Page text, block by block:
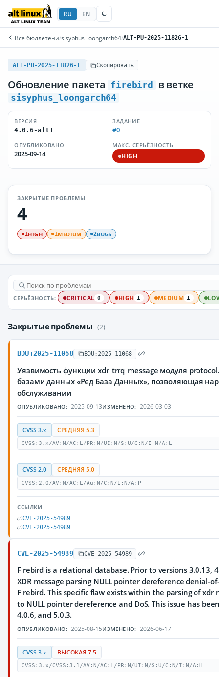
RU EN
Все бюллетени/sisyphus_loongarch64/ALT-PU-2025-11826-1
ALT-PU-2025-11826-1 Скопировать
Обновление пакета firebird в ветке
sisyphus_loongarch64
ВЕРСИЯ
4.0.6-alt1
ЗАДАНИЕ
#0
ОПУБЛИКОВАНО
2025-09-14
МАКС. СЕРЬЁЗНОСТЬ
HIGH
ЗАКРЫТЫЕ ПРОБЛЕМЫ
4
1HIGH 1MEDIUM 2BUGS
СЕРЬЁЗНОСТЬ: CRITICAL 0 HIGH 1 MEDIUM 1
Закрытые проблемы (2)
BDU:2025-11068 BDU:2025-11068
Уязвимость функции xdr_trrq_message модуля
базами данных «Ред База Данных», позволяющая
обслуживании
ОПУБЛИКОВАНО: 2025-09-13ИЗМЕНЕНО: 2026-03-03
CVSS 3.x СРЕДНЯЯ 5.3
CVSS:3.x/AV:N/AC:L/PR:N/UI:N/S:U/C:N/I:N/A:L
CVSS 2.0 СРЕДНЯЯ 5.0
CVSS:2.0/AV:N/AC:L/Au:N/C:N/I:N/A:P
ССЫЛКИ
CVE-2025-54989
CVE-2025-54989
CVE-2025-54989 CVE-2025-54989
Firebird is a relational database. Prior to versions 3.0.13,
XDR message parsing NULL pointer dereference denial-
Firebird. This specific flaw exists within the parsing of xdr
to NULL pointer dereference and DoS. This issue has
4.0.6, and 5.0.3.
ОПУБЛИКОВАНО: 2025-08-15ИЗМЕНЕНО: 2026-06-17
CVSS 3.x ВЫСОКАЯ 7.5
CVSS:3.x/CVSS:3.1/AV:N/AC:L/PR:N/UI:N/S:U/C:N/I:N/A:H